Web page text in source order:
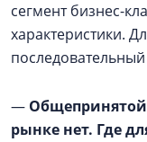
сегмент бизнес-
характеристики.
—
рынке нет. Где